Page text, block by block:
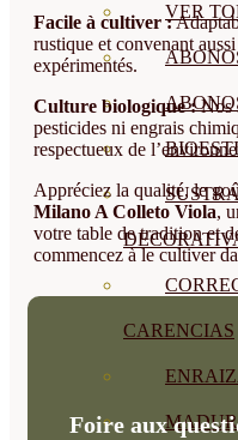
VER
CARENCIAS
Facile à cultiver :
rustique et convenant
expérimentés.
Culture biologique :Nos
pesticides ni engrais
respectueux de
Appréciez la qualité, le
Milano A Colleto Viola,
votre table de tradition et
commencez à le cultiver
Foire aux